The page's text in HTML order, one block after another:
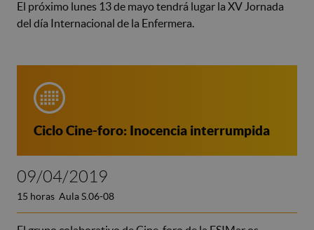
El próximo lunes 13 de mayo tendrá lugar la XV Jornada
del día Internacional de la Enfermera.
Ciclo Cine-foro: Inocencia interrumpida
09/04/2019
15 horas Aula S.06-08